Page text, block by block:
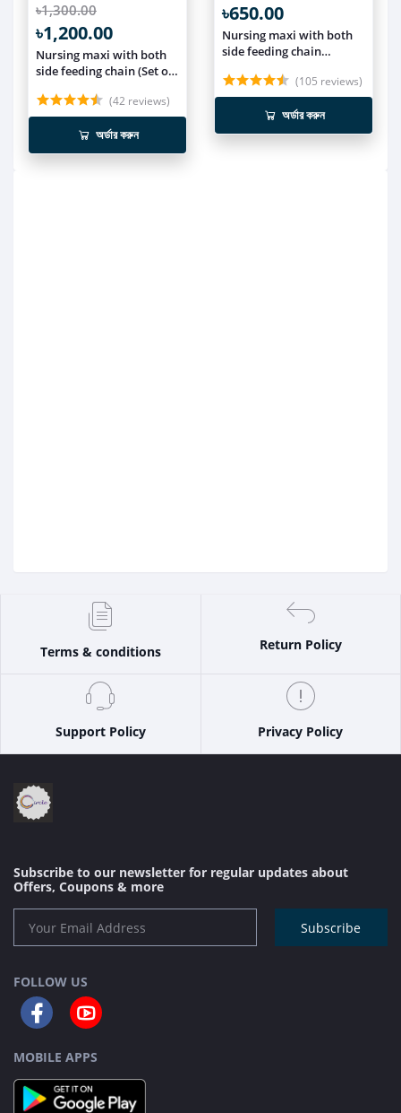
৳1,300.00
৳1,200.00
Nursing maxi with both
side feeding chain (Set of
(42 reviews)
অর্ডার করুন
৳650.00
Nursing maxi with both
side feeding chain
(105 reviews)
অর্ডার করুন
Terms & conditions Return Policy
Support Policy Privacy Policy
Subscribe to our newsletter for regular updates about
Offers, Coupons & more
Subscribe
FOLLOW US
MOBILE APPS